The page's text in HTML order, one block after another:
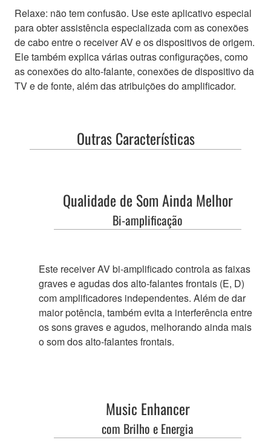
Relaxe: não tem confusão. Use este aplicativo especial
para obter assistência especializada com as conexões
de cabo entre o receiver AV e os dispositivos de origem.
Ele também explica várias outras configurações, como
as conexões do alto-falante, conexões de dispositivo da
TV e de fonte, além das atribuições do amplificador.
Outras Características
Qualidade de Som Ainda Melhor
Bi-amplificação
Este receiver AV bi-amplificado controla as faixas
graves e agudas dos alto-falantes frontais (E, D)
com amplificadores independentes. Além de dar
maior potência, também evita a interferência entre
os sons graves e agudos, melhorando ainda mais
o som dos alto-falantes frontais.
Music Enhancer
com Brilho e Energia